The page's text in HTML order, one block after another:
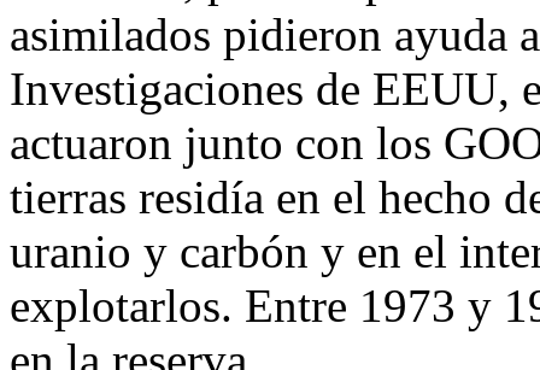
asimilados pidieron ayuda
Investigaciones de EEUU,
actuaron junto con los
tierras residía en el hecho
uranio y carbón y en el
explotarlos. Entre 1973 y
en la reserva.